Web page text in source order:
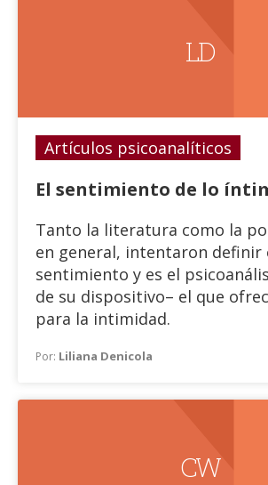
L D
Artículos psicoanalíticos
El sentimiento de lo
Tanto la literatura como la
en general, intentaron definir
sentimiento y es el
de su dispositivo– el que
para la intimidad.
Por: Liliana Denicola
C W